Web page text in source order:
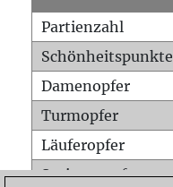
Partienzahl
Schönheitspunkte
Damenopfer
Turmopfer
Läuferopfer
Springeropfer